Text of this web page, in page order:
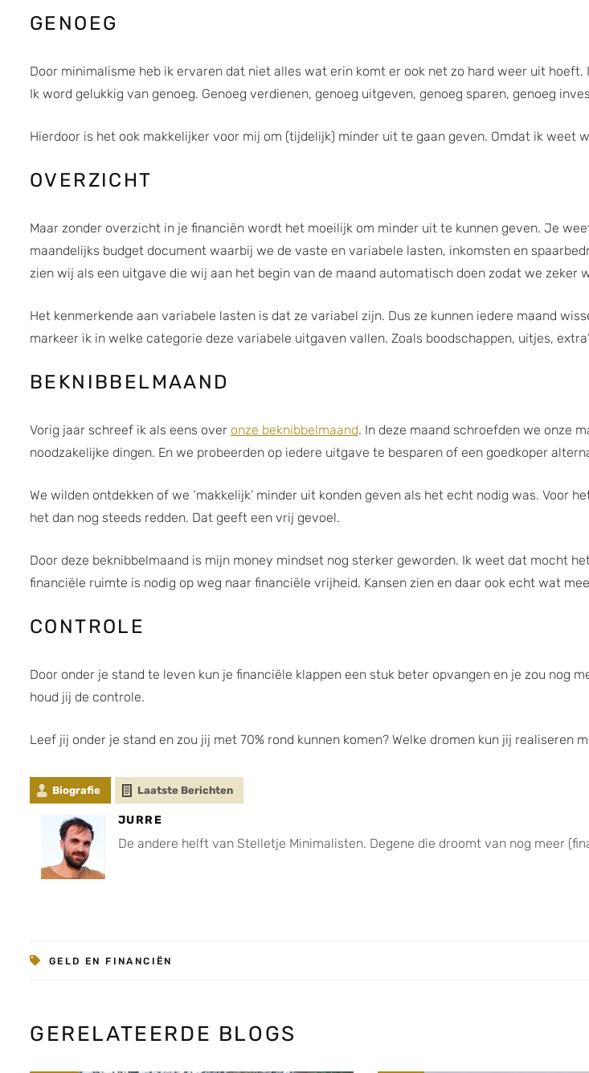
GENOEG
Door minimalisme heb ik ervaren dat niet alles wat erin komt er ook net zo hard weer uit
Ik word gelukkig van genoeg. Genoeg verdienen, genoeg uitgeven, genoeg sparen, genoeg
Hierdoor is het ook makkelijker voor mij om (tijdelijk) minder uit te gaan geven. Omdat ik weet
OVERZICHT
Maar zonder overzicht in je financiën wordt het moeilijk om minder uit te kunnen geven. Je
maandelijks budget document waarbij we de vaste en variabele lasten, inkomsten en
zien wij als een uitgave die wij aan het begin van de maand automatisch doen zodat we
Het kenmerkende aan variabele lasten is dat ze variabel zijn. Dus ze kunnen iedere maand
markeer ik in welke categorie deze variabele uitgaven vallen. Zoals boodschappen, uitjes,
BEKNIBBELMAAND
Vorig jaar schreef ik als eens over onze beknibbelmaand. In deze maand schroefden we onze
noodzakelijke dingen. En we probeerden op iedere uitgave te besparen of een goedkoper
We wilden ontdekken of we ‘makkelijk’ minder uit konden geven als het echt nodig was. Voor
het dan nog steeds redden. Dat geeft een vrij gevoel.
Door deze beknibbelmaand is mijn money mindset nog sterker geworden. Ik weet dat mocht
financiële ruimte is nodig op weg naar financiële vrijheid. Kansen zien en daar ook echt wat
CONTROLE
Door onder je stand te leven kun je financiële klappen een stuk beter opvangen en je zou nog
houd jij de controle.
Leef jij onder je stand en zou jij met 70% rond kunnen komen? Welke dromen kun jij realiseren
Biografie Laatste Berichten
JURRE
De andere helft van Stelletje Minimalisten. Degene die droomt van nog meer
GELD EN FINANCIËN
GERELATEERDE BLOGS